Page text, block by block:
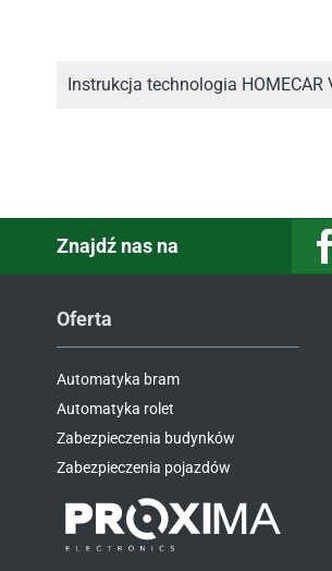
Instrukcja technologia HOMECAR
Znajdź nas na
Oferta
Automatyka bram
Automatyka rolet
Zabezpieczenia budynków
Zabezpieczenia pojazdów